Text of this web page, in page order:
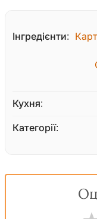
Інгредієнти:
Кухня:
Категорії: